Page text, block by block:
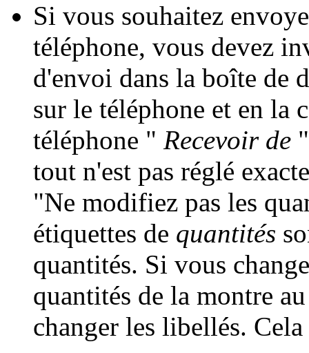
Si vous souhaitez
téléphone, vous devez
d'envoi dans la boîte de
sur le téléphone et en la
téléphone " Recevoir de
tout n'est pas réglé
"Ne modifiez pas les
étiquettes de quantités
quantités. Si vous
quantités de la montre
changer les libellés.